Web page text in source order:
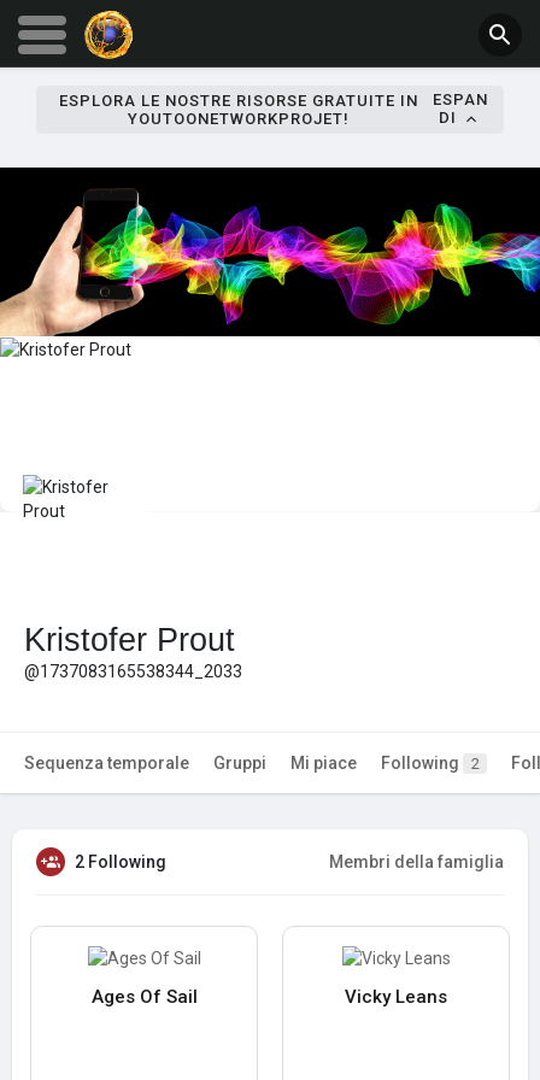
ESPLORA LE NOSTRE RISORSE GRATUITE IN
YOUTOONETWORKPROJET!
ESPAN
DI
Kristofer Prout
@1737083165538344_2033
Sequenza temporale Gruppi Mi piace Following 2
2 Following Membri della famiglia
Ages Of Sail Vicky Leans